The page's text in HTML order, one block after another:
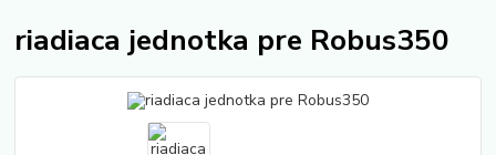
riadiaca jednotka pre Robus350